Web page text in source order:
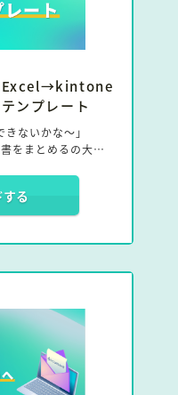
Excel→kintone
ンプレート
ないかな〜」
をまとめるの大変す
の、kintoneでも同
ことがある方は多い
複雑なExcelから
れるかもしれませ
書管理アプリテンプ
をまとめてご紹介し
る